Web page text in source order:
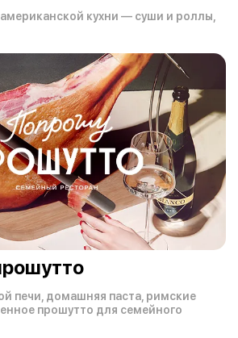
кухни — суши и роллы,
печи, домашняя паста, римские
прошутто для семейного